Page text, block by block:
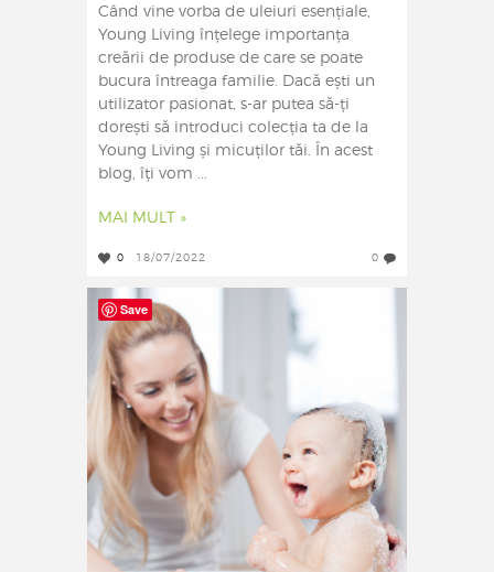
Când vine vorba de uleiuri esențiale,
Young Living înțelege importanța
creării de produse de care se poate
bucura întreaga familie. Dacă ești un
utilizator pasionat, s-ar putea să-ți
dorești să introduci colecția ta de la
Young Living și micuților tăi. În acest
blog, îți vom ...
MAI MULT »
0 18/07/2022 0
Save